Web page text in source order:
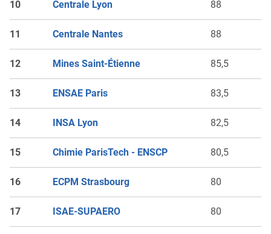
10 Centrale Lyon 88
11 Centrale Nantes 88
12 Mines Saint-Étienne 85,5
13 ENSAE Paris 83,5
14 INSA Lyon 82,5
15 Chimie ParisTech - ENSCP 80,5
16 ECPM Strasbourg 80
17 ISAE-SUPAERO 80